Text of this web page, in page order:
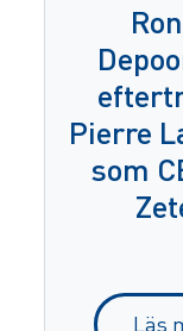
Pierre
som
Läs